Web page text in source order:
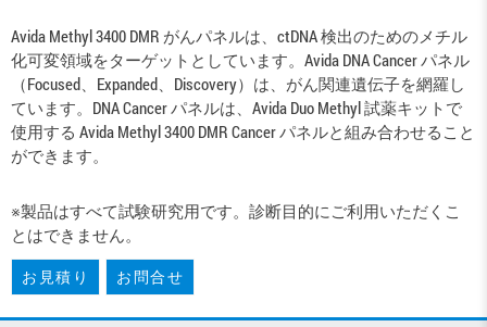
Avida Methyl 3400 DMR がんパネルは、ctDNA 検出のためのメチル
化可変領域をターゲットとしています。Avida DNA Cancer パネル
（Focused、Expanded、Discovery）は、がん関連遺伝子を網羅し
ています。DNA Cancer パネルは、Avida Duo Methyl 試薬キットで
使用する Avida Methyl 3400 DMR Cancer パネルと組み合わせること
ができます。
※製品はすべて試験研究用です。診断目的にご利用いただくこ
とはできません。
お見積り お問合せ